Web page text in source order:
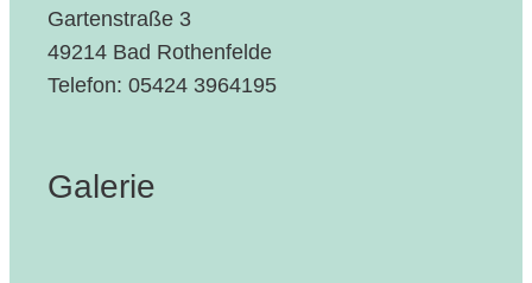
Gartenstraße 3
49214 Bad Rothenfelde
Telefon: 05424 3964195
Galerie